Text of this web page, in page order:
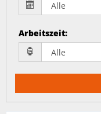
Arbeitszeit: